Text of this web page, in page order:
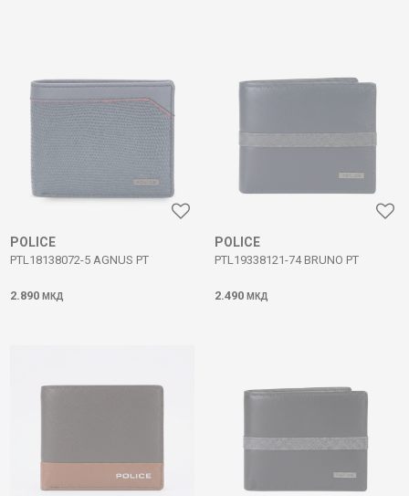
POLICE
PTL18138072-5 AGNUS PT
2.890 МКД
POLICE
PTL19338121-74 BRUNO PT
2.490 МКД